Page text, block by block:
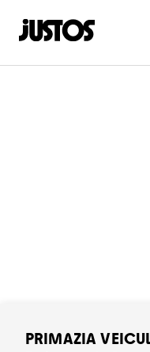
PRIMAZIA